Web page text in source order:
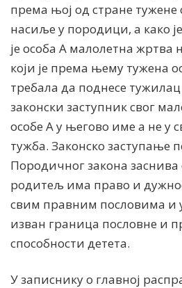
према њој од стране
насиље у породици, а како
је особа А малолетна
који је према њему тужена
требала да поднесе
законски заступник свог
особе А у његово име а не у
тужба. Законско заступање
Породичног закона заснива
родитељ има право и
свим правним пословима и
изван граница пословне и
способности детета.
У записнику о главној